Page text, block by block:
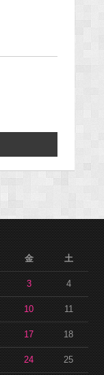
金 土
3 4
10 11
17 18
24 25